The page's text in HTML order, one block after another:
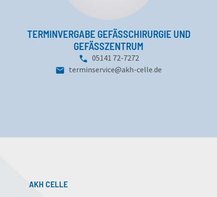
TERMINVERGABE GEFÄSSCHIRURGIE UND
GEFÄSSZENTRUM
Telefonnummer:
05141 72-7272
terminservice@akh-celle.de
AKH CELLE